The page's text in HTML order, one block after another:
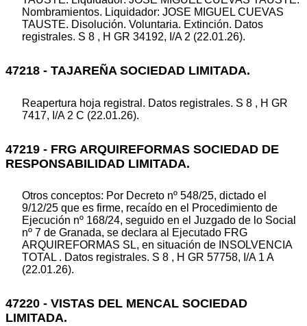
Nombramientos. Liquidador: JOSE MIGUEL CUEVAS
TAUSTE. Disolución. Voluntaria. Extinción. Datos
registrales. S 8 , H GR 34192, I/A 2 (22.01.26).
47218 - TAJAREÑA SOCIEDAD LIMITADA.
Reapertura hoja registral. Datos registrales. S 8 , H GR
7417, I/A 2 C (22.01.26).
47219 - FRG ARQUIREFORMAS SOCIEDAD DE
RESPONSABILIDAD LIMITADA.
Otros conceptos: Por Decreto nº 548/25, dictado el
9/12/25 que es firme, recaído en el Procedimiento de
Ejecución nº 168/24, seguido en el Juzgado de lo Social
nº 7 de Granada, se declara al Ejecutado FRG
ARQUIREFORMAS SL, en situación de INSOLVENCIA
TOTAL . Datos registrales. S 8 , H GR 57758, I/A 1 A
(22.01.26).
47220 - VISTAS DEL MENCAL SOCIEDAD
LIMITADA.